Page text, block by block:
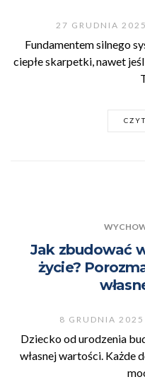
27 GRUDNIA 2025
Fundamentem silnego
ciepłe skarpetki, nawet
Jak zbudować
życie?
8 GRUDNIA 2025
Dziecko od urodzenia
własnej wartości. Każde